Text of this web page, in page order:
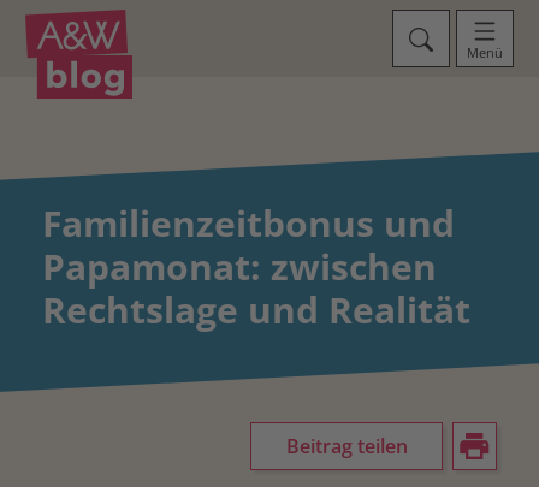
Menü
Familienzeitbonus und
Papamonat: zwischen
Rechtslage und Realität
Beitrag teilen